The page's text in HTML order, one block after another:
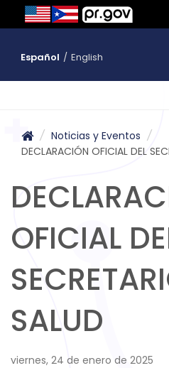
Español / English
/ Noticias y Eventos /
DECLARACIÓN OFICIAL DEL
OFICIAL
SALUD
viernes, 24 de enero de 2025